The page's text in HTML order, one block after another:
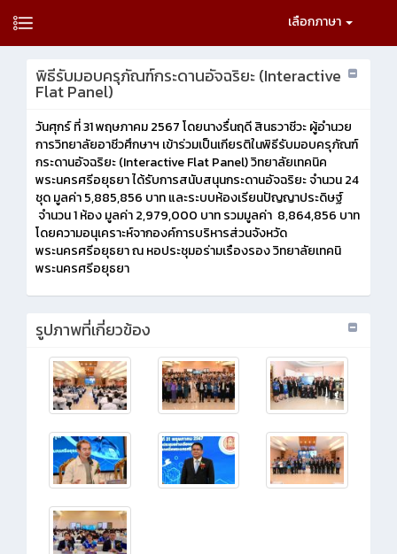
เลือกภาษา
พิธีรับมอบครุภัณฑ์กระดานอัจฉริยะ (Interactive
Flat Panel)
วันศุกร์ ที่ 31 พฤษภาคม 2567 โดยนางรื่นฤดี สินธวาชีวะ ผู้อำนวย
การวิทยาลัยอาชีวศึกษาฯ เข้าร่วมเป็นเกียรติในพิธีรับมอบครุภัณฑ์
กระดานอัจฉริยะ (Interactive Flat Panel) วิทยาลัยเทคนิค
พระนครศรีอยุธยา ได้รับการสนับสนุนกระดานอัจฉริยะ จำนวน 24
ชุด มูลค่า 5,885,856 บาท และระบบห้องเรียนปัญญาประดิษฐ์
จำนวน 1 ห้อง มูลค่า 2,979,000 บาท รวมมูลค่า 8,864,856 บาท
โดยความอนุเคราะห์จากองค์การบริหารส่วนจังหวัด
พระนครศรีอยุธยา ณ หอประชุมอร่ามเรืองรอง วิทยาลัยเทคนิ
พระนครศรีอยุธยา
รูปภาพที่เกี่ยวข้อง